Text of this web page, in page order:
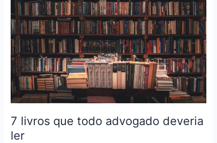
7 livros que todo advogado deveria
ler
todo
advogado
deveria
ler